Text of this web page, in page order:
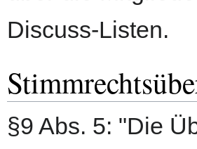
Discuss-Listen.
§9 Abs. 5: "Die